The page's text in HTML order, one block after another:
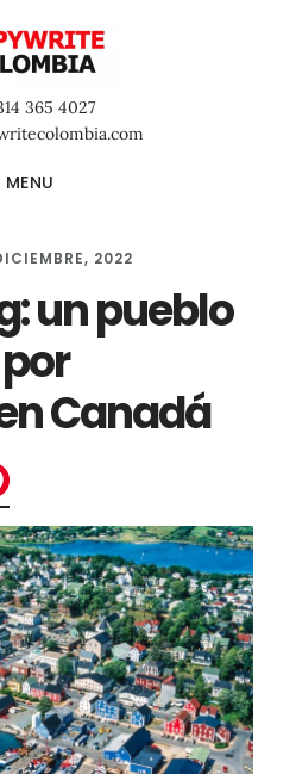
365 4027
MENU
2022
un pueblo
Canadá